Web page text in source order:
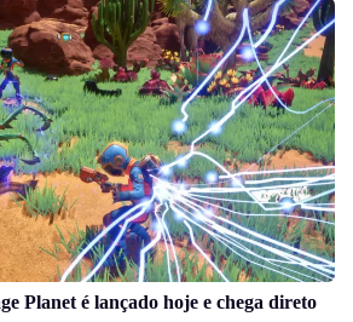
Planet é lançado hoje e chega direto